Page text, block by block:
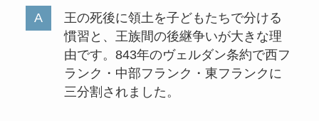
王の死後に領土を子どもたちで分ける
慣習と、王族間の後継争いが大きな理
由です。843年のヴェルダン条約で西フ
ランク・中部フランク・東フランクに
三分割されました。